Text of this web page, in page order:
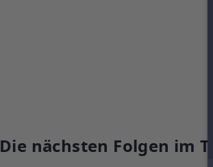
Die nächsten Folgen im